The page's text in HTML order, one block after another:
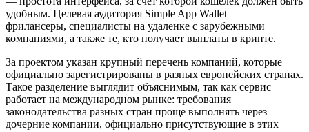
удобным. Целевая аудитория Simple App Wallet —
фрилансеры, специалисты на удаленке с зарубежными
компаниями, а также те, кто получает выплаты в крипте.
За проектом указан крупный перечень компаний, которые
официально зарегистрированы в разных европейских странах.
Такое разделение выглядит объяснимым, так как сервис
работает на международном рынке: требования
законодательства разных стран проще выполнять через
дочерние компании, официально присутствующие в этих